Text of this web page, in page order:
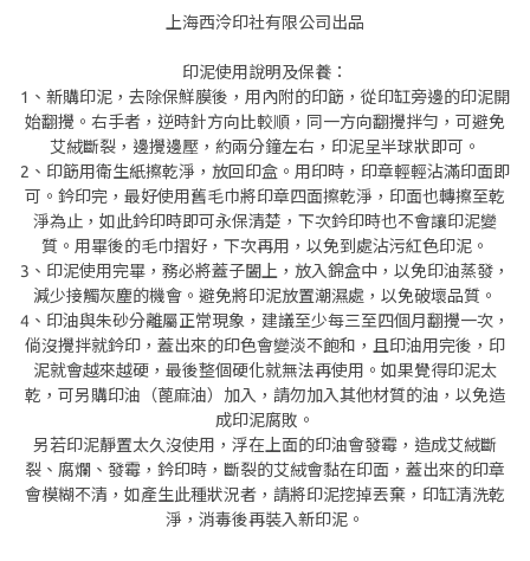
上海西泠印社有限公司出品
印泥使用說明及保養：
1、新購印泥，去除保鮮膜後，用內附的印筯，從印缸旁邊的印泥開
始翻攪。右手者，逆時針方向比較順，同一方向翻攪拌勻，可避免
艾絨斷裂，邊攪邊壓，約兩分鐘左右，印泥呈半球狀即可。
2、印筯用衛生紙擦乾淨，放回印盒。用印時，印章輕輕沾滿印面即
可。鈐印完，最好使用舊毛巾將印章四面擦乾淨，印面也轉擦至乾
淨為止，如此鈐印時即可永保清楚，下次鈐印時也不會讓印泥變
質。用畢後的毛巾摺好，下次再用，以免到處沾污紅色印泥。
3、印泥使用完畢，務必將蓋子闔上，放入錦盒中，以免印油蒸發，
減少接觸灰塵的機會。避免將印泥放置潮濕處，以免破壞品質。
4、印油與朱砂分離屬正常現象，建議至少每三至四個月翻攪一次，
倘沒攪拌就鈐印，蓋出來的印色會變淡不飽和，且印油用完後，印
泥就會越來越硬，最後整個硬化就無法再使用。如果覺得印泥太
乾，可另購印油（蓖麻油）加入，請勿加入其他材質的油，以免造
成印泥腐敗。
另若印泥靜置太久沒使用，浮在上面的印油會發霉，造成艾絨斷
裂、腐爛、發霉，鈐印時，斷裂的艾絨會黏在印面，蓋出來的印章
會模糊不清，如產生此種狀況者，請將印泥挖掉丟棄，印缸清洗乾
淨，消毒後再裝入新印泥。